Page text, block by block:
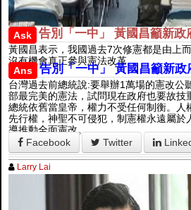
Ask 告別「一中」 黃國昌籲新政
黃國昌表示，我國過去7次修憲都是由上
沒有機會真正參與憲法改革。
Ans
告別「一中」 黃國昌籲新政
台灣過去前總統說:要舉辦1萬場的憲改公
部最完美的憲法，試問現在政府也要故技
總統依舊當皇帝，權力不受任何制衡。人
先行權，神聖不可侵犯，制憲權永遠屬於
導推動全面憲改。
Facebook
Twitter
Larry Lai